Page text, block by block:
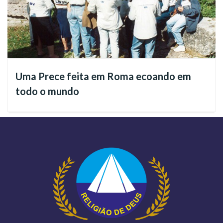
Não é por acaso que o aniversário é motivo de alegria para as
participantes e suas famílias. As Salas Nair Torres
representam mais que um lugar físico ou virtual, pois há
Uma Prece feita em Roma ecoando em
todo o mundo